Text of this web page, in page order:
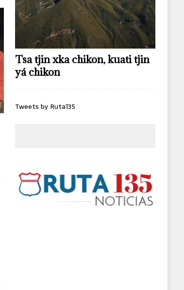
Tsa tjin xka chikon, kuati tjin
yá chikon
Tweets by Ruta135